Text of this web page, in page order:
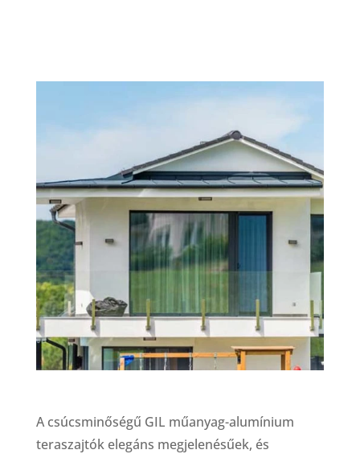
A csúcsminőségű GIL műanyag-alumínium
teraszajtók elegáns megjelenésűek, és